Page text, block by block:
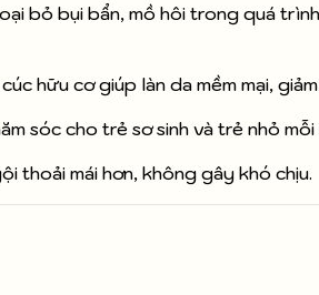
bỏ bụi bẩn, mồ hôi trong quá
hữu cơ giúp làn da mềm mại,
sóc cho trẻ sơ sinh và trẻ nhỏ mỗi
thoải mái hơn, không gây khó chịu.